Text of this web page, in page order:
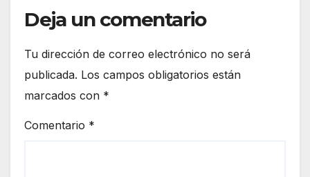
Deja un comentario
Tu dirección de correo electrónico no será
publicada. Los campos obligatorios están
marcados con *
Comentario *